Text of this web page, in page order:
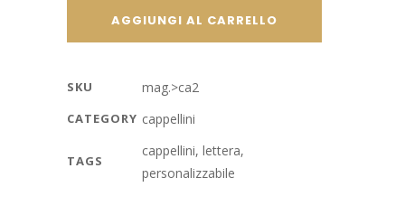
personalizzabile
lettera
AGGIUNGI AL CARRELLO
SKU mag.>ca2
CATEGORY cappellini
TAGS
cappellini, lettera,
personalizzabile